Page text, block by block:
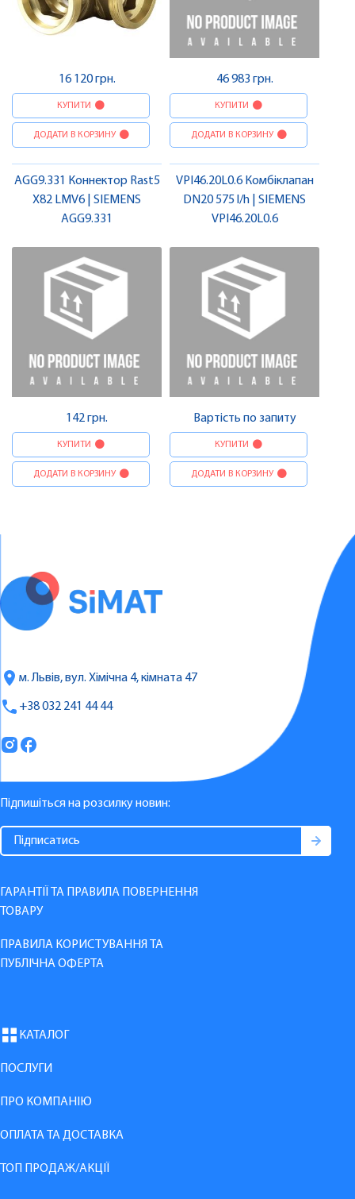
16 120 грн.
КУПИТИ
ДОДАТИ В КОРЗИНУ
46 983 грн.
КУПИТИ
ДОДАТИ В КОРЗИНУ
AGG9.331 Коннектор Rast5
X82 LMV6 | SIEMENS
AGG9.331
142 грн.
КУПИТИ
ДОДАТИ В КОРЗИНУ
VPI46.20L0.6 Комбіклапан
DN20 575 l/h | SIEMENS
VPI46.20L0.6
Вартість по запиту
КУПИТИ
ДОДАТИ В КОРЗИНУ
м. Львів, вул. Хімічна 4, кімната 47
+38 032 241 44 44
Підпишіться на розсилку новин:
ГАРАНТІЇ ТА ПРАВИЛА ПОВЕРНЕННЯ
ТОВАРУ
ПРАВИЛА КОРИСТУВАННЯ ТА
ПУБЛІЧНА ОФЕРТА
КАТАЛОГ
ПОСЛУГИ
ПРО КОМПАНІЮ
ОПЛАТА ТА ДОСТАВКА
ТОП ПРОДАЖ/АКЦІЇ